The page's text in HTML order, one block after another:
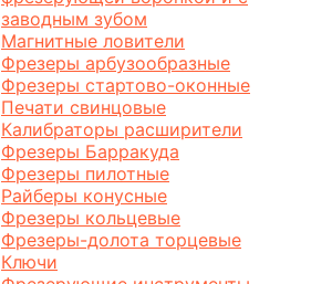
заводным зубом
Магнитные ловители
Фрезеры арбузообразные
Фрезеры стартово-оконные
Печати свинцовые
Калибраторы расширители
Фрезеры Барракуда
Фрезеры пилотные
Райберы конусные
Фрезеры кольцевые
Фрезеры-долота торцевые
Ключи